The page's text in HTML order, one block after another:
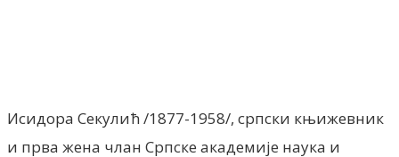
Исидора Секулић /1877-1958/, српски књижевник
и прва жена члан Српске академије наука и